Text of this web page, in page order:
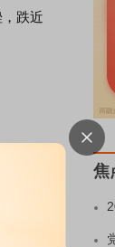
跌近
邦公开市
人物”。
焦